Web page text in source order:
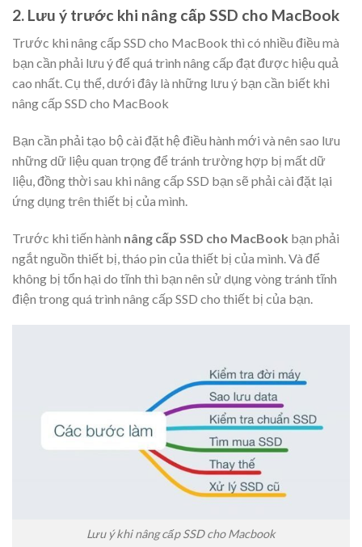
2. Lưu ý trước khi nâng cấp SSD cho MacBook
Trước khi nâng cấp SSD cho MacBook thì có nhiều điều mà
bạn cần phải lưu ý để quá trình nâng cấp đạt được hiệu quả
cao nhất. Cụ thể, dưới đây là những lưu ý bạn cần biết khi
nâng cấp SSD cho MacBook
Bạn cần phải tạo bộ cài đặt hệ điều hành mới và nên sao lưu
những dữ liệu quan trọng để tránh trường hợp bị mất dữ
liệu, đồng thời sau khi nâng cấp SSD bạn sẽ phải cài đặt lại
ứng dụng trên thiết bị của mình.
Trước khi tiến hành nâng cấp SSD cho MacBook bạn phải
ngắt nguồn thiết bị, tháo pin của thiết bị của mình. Và để
không bị tổn hại do tĩnh thì bạn nên sử dụng vòng tránh tĩnh
điện trong quá trình nâng cấp SSD cho thiết bị của bạn.
Lưu ý khi nâng cấp SSD cho Macbook